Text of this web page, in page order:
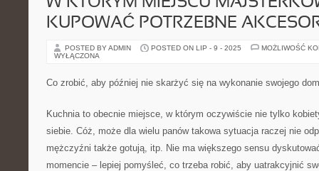
KUPOWAĆ POTRZEBNE
POSTED BY ADMIN POSTED ON LIP - 9 - 2025
MOŻLIWOŚĆ
WYŁĄCZONA
Co zrobić, aby później nie skarżyć się na wykonanie swojego
Kuchnia to obecnie miejsce, w którym oczywiście nie tylko
siebie. Cóż, może dla wielu panów takowa sytuacja raczej nie
mężczyźni także gotują, itp. Nie ma większego sensu
momencie – lepiej pomyśleć, co trzeba robić, aby uatrakcyjnić